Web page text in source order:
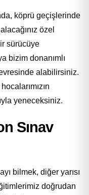
köprü geçişlerinde
özel
sürücüye
bizim donanımlı
alabilirsiniz.
yeneceksiniz.
Sınav
bilmek, diğer yarısı
doğrudan